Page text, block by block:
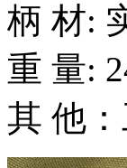
柄 材:
重 量:
其 他